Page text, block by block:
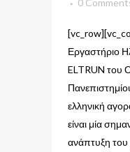
0
Εργαστήριο
ELTRUN του
ελληνική
είναι μία
ανάπτυξη του